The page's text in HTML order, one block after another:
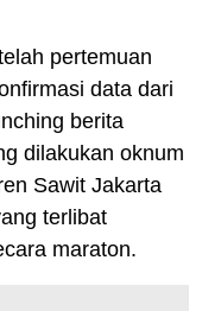
pertemuan
data dari
berita
dilakukan oknum
Sawit Jakarta
terlibat
maraton.